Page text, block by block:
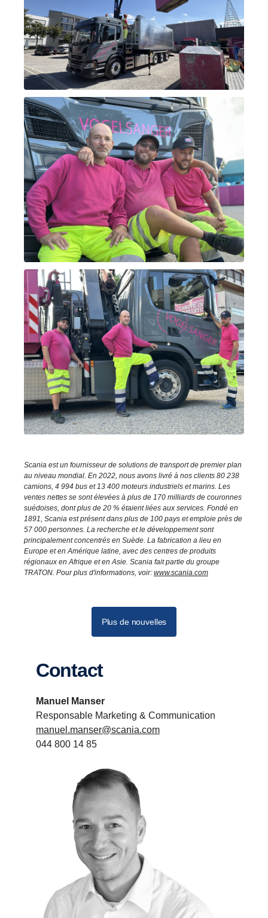
Scania est un fournisseur de solutions de transport de premier plan
au niveau mondial. En 2022, nous avons livré à nos clients 80 238
camions, 4 994 bus et 13 400 moteurs industriels et marins. Les
ventes nettes se sont élevées à plus de 170 milliards de couronnes
suédoises, dont plus de 20 % étaient liées aux services. Fondé en
1891, Scania est présent dans plus de 100 pays et emploie près de
57 000 personnes. La recherche et le développement sont
principalement concentrés en Suède. La fabrication a lieu en
Europe et en Amérique latine, avec des centres de produits
régionaux en Afrique et en Asie. Scania fait partie du groupe
TRATON. Pour plus d'informations, voir: www.scania.com
Plus de nouvelles
Contact
Manuel Manser
Responsable Marketing & Communication
manuel.manser@scania.com
044 800 14 85